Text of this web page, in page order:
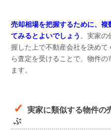
売却相場を把握するために、
てみるとよいでしょう 。実家の
握した上で不動産会社を決め
ら査定を受けることで、物件
ます。
実家に類似する物件の
ぶ